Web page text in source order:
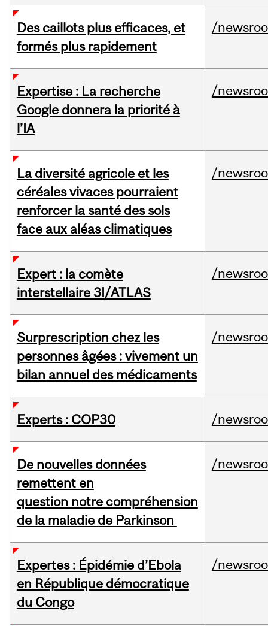
Des caillots plus efficaces, et
formés plus rapidement
/
Expertise : La recherche
Google donnera la priorité à
l’IA
/
La diversité agricole et les
céréales vivaces pourraient
renforcer la santé des sols
face aux aléas climatiques
/
Expert : la comète
interstellaire 3I/ATLAS
/
Surprescription chez les
personnes âgées : vivement un
bilan annuel des médicaments
/
Experts : COP30 /
De nouvelles données
remettent en
question notre compréhension
de la maladie de Parkinson
/
Expertes : Épidémie d’Ebola
en République démocratique
du Congo
/